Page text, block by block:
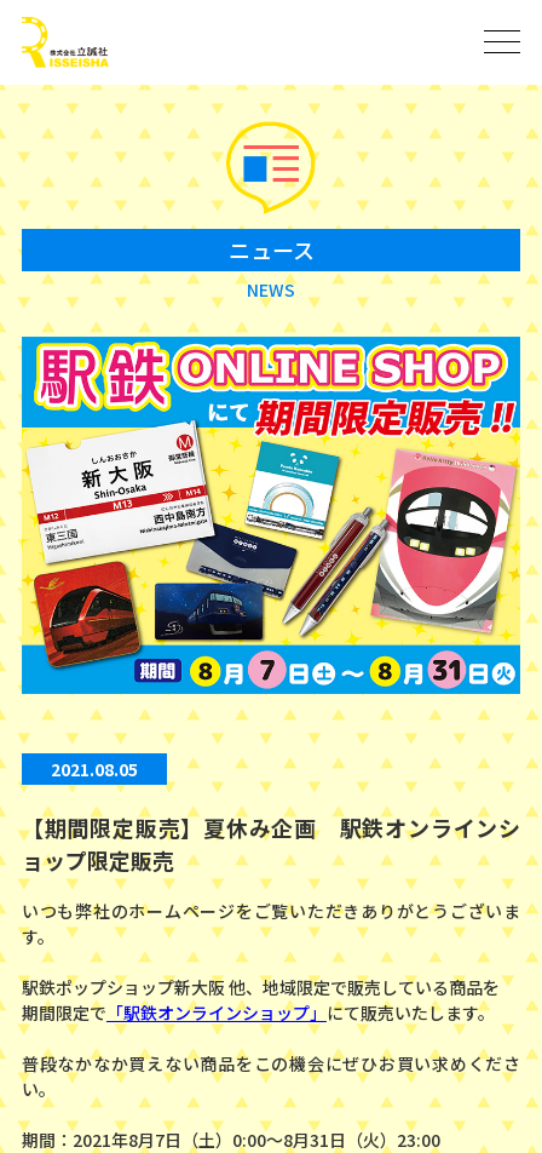
ニュース
NEWS
2021.08.05
【期間限定販売】夏休み企画 駅鉄オンラインシ
ョップ限定販売
いつも弊社のホームページをご覧いただきありがとうございま
す。
駅鉄ポップショップ新大阪 他、地域限定で販売している商品を
期間限定で 「駅鉄オンラインショップ」 にて販売いたします。
普段なかなか買えない商品をこの機会にぜひお買い求めくださ
い。
期間：2021年8月7日（土）0:00〜8月31日（火）23:00